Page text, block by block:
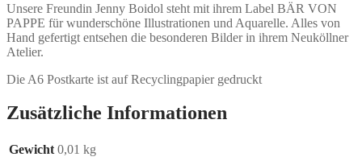
Unsere Freundin Jenny Boidol steht mit ihrem Label BÄR VON
PAPPE für wunderschöne Illustrationen und Aquarelle. Alles von
Hand gefertigt entsehen die besonderen Bilder in ihrem Neuköllner
Atelier.
Die A6 Postkarte ist auf Recyclingpapier gedruckt
Zusätzliche Informationen
Gewicht 0,01 kg